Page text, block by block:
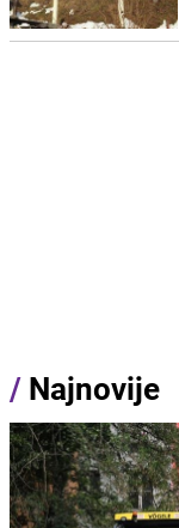
/ Najnovije